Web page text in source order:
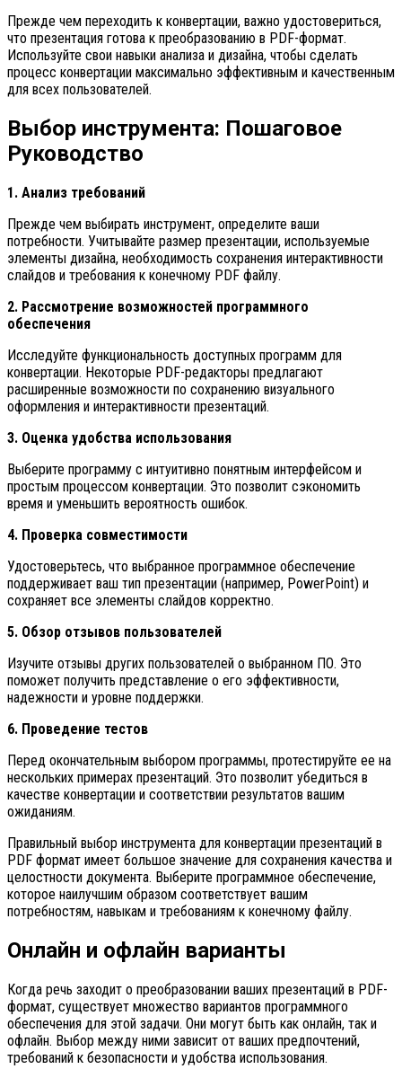
Прежде чем переходить к конвертации, важно удостовериться,
что презентация готова к преобразованию в PDF-формат.
Используйте свои навыки анализа и дизайна, чтобы сделать
процесс конвертации максимально эффективным и качественным
для всех пользователей.
Выбор инструмента: Пошаговое
Руководство
1. Анализ требований
Прежде чем выбирать инструмент, определите ваши
потребности. Учитывайте размер презентации, используемые
элементы дизайна, необходимость сохранения интерактивности
слайдов и требования к конечному PDF файлу.
2. Рассмотрение возможностей программного
обеспечения
Исследуйте функциональность доступных программ для
конвертации. Некоторые PDF-редакторы предлагают
расширенные возможности по сохранению визуального
оформления и интерактивности презентаций.
3. Оценка удобства использования
Выберите программу с интуитивно понятным интерфейсом и
простым процессом конвертации. Это позволит сэкономить
время и уменьшить вероятность ошибок.
4. Проверка совместимости
Удостоверьтесь, что выбранное программное обеспечение
поддерживает ваш тип презентации (например, PowerPoint) и
сохраняет все элементы слайдов корректно.
5. Обзор отзывов пользователей
Изучите отзывы других пользователей о выбранном ПО. Это
поможет получить представление о его эффективности,
надежности и уровне поддержки.
6. Проведение тестов
Перед окончательным выбором программы, протестируйте ее на
нескольких примерах презентаций. Это позволит убедиться в
качестве конвертации и соответствии результатов вашим
ожиданиям.
Правильный выбор инструмента для конвертации презентаций в
PDF формат имеет большое значение для сохранения качества и
целостности документа. Выберите программное обеспечение,
которое наилучшим образом соответствует вашим
потребностям, навыкам и требованиям к конечному файлу.
Онлайн и офлайн варианты
Когда речь заходит о преобразовании ваших презентаций в PDF-
формат, существует множество вариантов программного
обеспечения для этой задачи. Они могут быть как онлайн, так и
офлайн. Выбор между ними зависит от ваших предпочтений,
требований к безопасности и удобства использования.